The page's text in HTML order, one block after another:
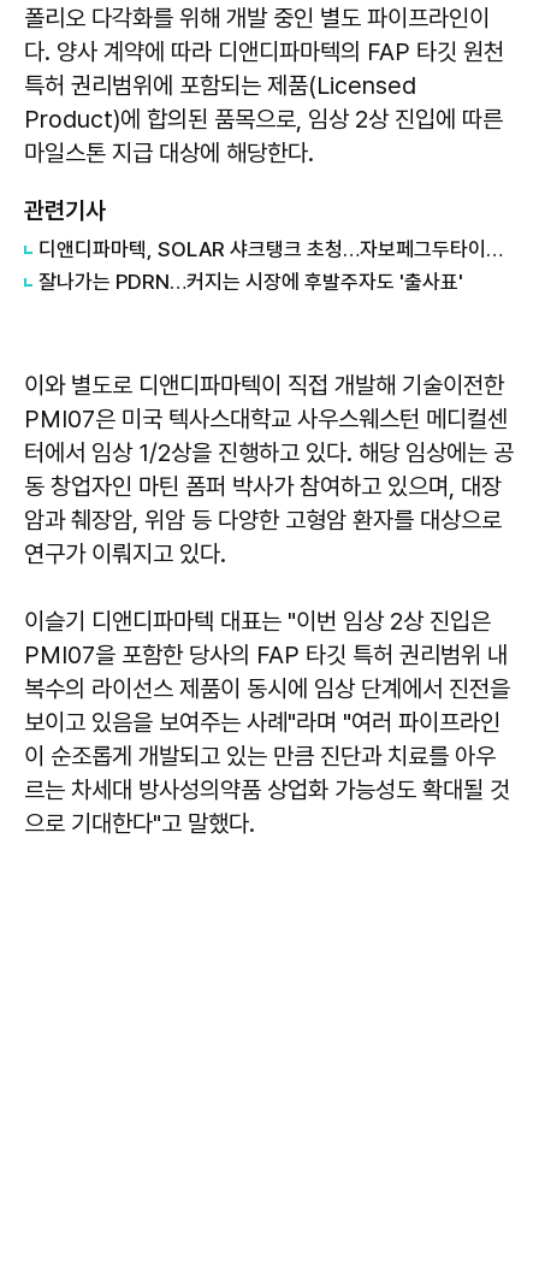
폴리오 다각화를 위해 개발 중인 별도 파이프라인이
다. 양사 계약에 따라 디앤디파마텍의 FAP 타깃 원천
특허 권리범위에 포함되는 제품(Licensed
Product)에 합의된 품목으로, 임상 2상 진입에 따른
마일스톤 지급 대상에 해당한다.
관련기사
디앤디파마텍, SOLAR 샤크탱크 초청…자보페그두타이드 임상2상 발표
잘나가는 PDRN…커지는 시장에 후발주자도 '출사표'
이와 별도로 디앤디파마텍이 직접 개발해 기술이전한
PMI07은 미국 텍사스대학교 사우스웨스턴 메디컬센
터에서 임상 1/2상을 진행하고 있다. 해당 임상에는 공
동 창업자인 마틴 폼퍼 박사가 참여하고 있으며, 대장
암과 췌장암, 위암 등 다양한 고형암 환자를 대상으로
연구가 이뤄지고 있다.
이슬기 디앤디파마텍 대표는 "이번 임상 2상 진입은
PMI07을 포함한 당사의 FAP 타깃 특허 권리범위 내
복수의 라이선스 제품이 동시에 임상 단계에서 진전을
보이고 있음을 보여주는 사례"라며 "여러 파이프라인
이 순조롭게 개발되고 있는 만큼 진단과 치료를 아우
르는 차세대 방사성의약품 상업화 가능성도 확대될 것
으로 기대한다"고 말했다.